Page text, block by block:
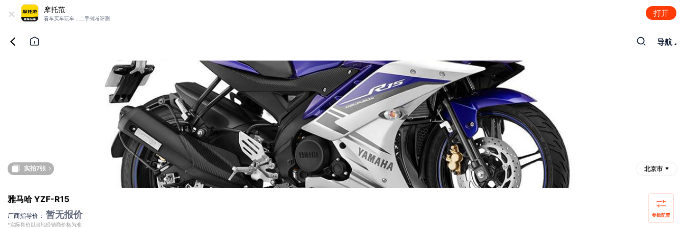
+ 摩托范
看车买车玩车，二手驾考评测
打开
导航
实拍7张 北京市
雅马哈 YZF-R15
厂商指导价： 暂无报价
*实际售价以当地经销商价格为准